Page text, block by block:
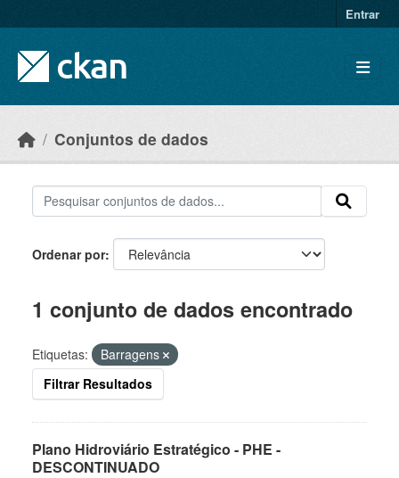
Entrar
Conjuntos de dados
Ordenar por
1 conjunto de dados encontrado
Etiquetas:
Barragens
Filtrar Resultados
Plano Hidroviário Estratégico - PHE -
DESCONTINUADO